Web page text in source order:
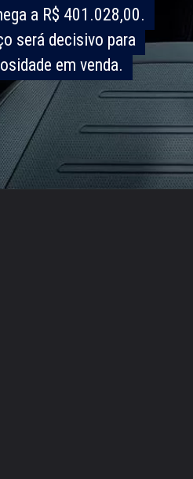
a R$ 401.028,00.
será decisivo para
em venda.
a R$ 401.028,00.
será decisivo para
em venda.